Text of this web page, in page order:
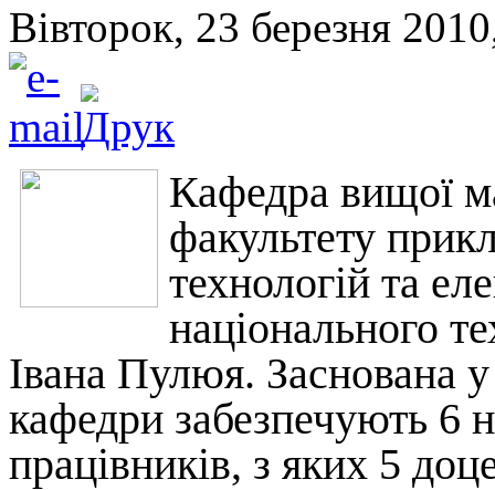
Вівторок, 23 березня
Кафедра вищої
факультету
технологій та
національного
Івана Пулюя. Заснована
кафедри забезпечують 6
працівників, з яких 5